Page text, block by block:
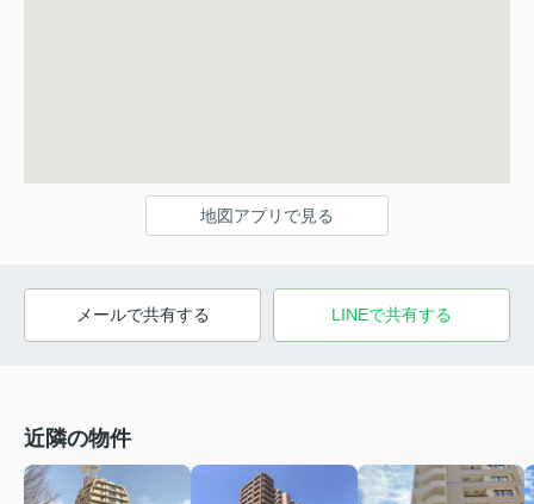
地図アプリで見る
メールで共有する LINEで共有する
近隣の物件